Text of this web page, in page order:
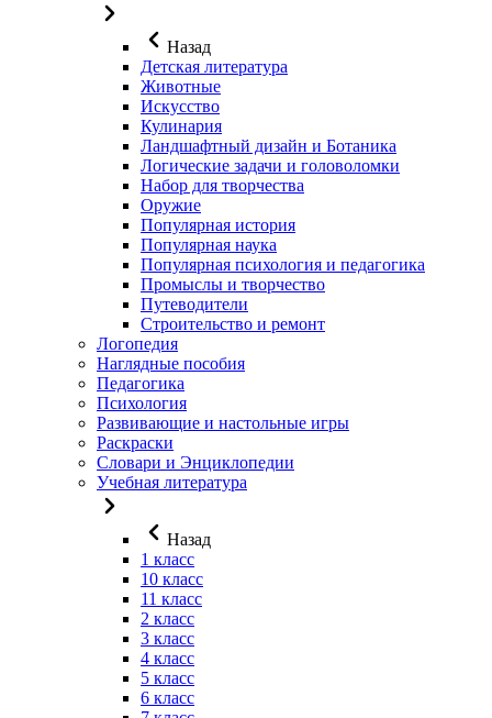
Назад
Детская литература
Животные
Искусство
Кулинария
Ландшафтный дизайн и Ботаника
Логические задачи и головоломки
Набор для творчества
Оружие
Популярная история
Популярная наука
Популярная психология и педагогика
Промыслы и творчество
Путеводители
Строительство и ремонт
Логопедия
Наглядные пособия
Педагогика
Психология
Развивающие и настольные игры
Раскраски
Словари и Энциклопедии
Учебная литература
Назад
1 класс
10 класс
11 класс
2 класс
3 класс
4 класс
5 класс
6 класс